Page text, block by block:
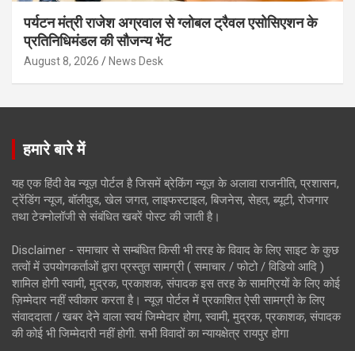
पर्यटन मंत्री राजेश अग्रवाल से ग्लोबल ट्रैवल एसोसिएशन के
प्रतिनिधिमंडल की सौजन्य भेंट
August 8, 2026 News Desk
हमारे बारे में
यह एक हिंदी वेब न्यूज़ पोर्टल है जिसमें ब्रेकिंग न्यूज़ के अलावा राजनीति, प्रशासन,
ट्रेंडिंग न्यूज, बॉलीवुड, खेल जगत, लाइफस्टाइल, बिजनेस, सेहत, ब्यूटी, रोजगार
तथा टेक्नोलॉजी से संबंधित खबरें पोस्ट की जाती है।
Disclaimer - समाचार से सम्बंधित किसी भी तरह के विवाद के लिए साइट के कुछ
तत्वों में उपयोगकर्ताओं द्वारा प्रस्तुत सामग्री ( समाचार / फोटो / विडियो आदि )
शामिल होगी स्वामी, मुद्रक, प्रकाशक, संपादक इस तरह के सामग्रियों के लिए कोई
ज़िम्मेदार नहीं स्वीकार करता है। न्यूज़ पोर्टल में प्रकाशित ऐसी सामग्री के लिए
संवाददाता / खबर देने वाला स्वयं जिम्मेदार होगा, स्वामी, मुद्रक, प्रकाशक, संपादक
की कोई भी जिम्मेदारी नहीं होगी. सभी विवादों का न्यायक्षेत्र रायपुर होगा